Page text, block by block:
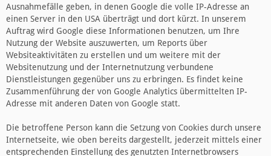
Ausnahmefälle geben, in denen Google die volle IP-Adresse an
einen Server in den USA überträgt und dort kürzt. In unserem
Auftrag wird Google diese Informationen benutzen, um Ihre
Nutzung der Website auszuwerten, um Reports über
Websiteaktivitäten zu erstellen und um weitere mit der
Websitenutzung und der Internetnutzung verbundene
Dienstleistungen gegenüber uns zu erbringen. Es findet keine
Zusammenführung der von Google Analytics übermittelten IP-
Adresse mit anderen Daten von Google statt.
Die betroffene Person kann die Setzung von Cookies durch unsere
Internetseite, wie oben bereits dargestellt, jederzeit mittels einer
entsprechenden Einstellung des genutzten Internetbrowsers